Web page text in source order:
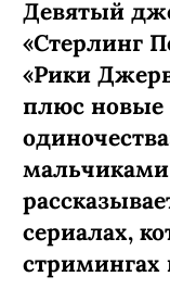
Девятый
«Стерлинг
«Рики
плюс новые
мальчиками
сериалах,
стримингах